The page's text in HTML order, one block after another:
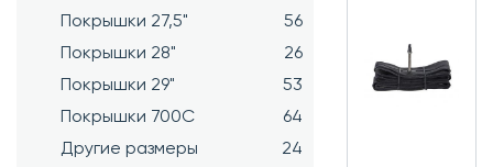
Покрышки 27,5"
56
Покрышки 28"
26
Покрышки 29"
53
Покрышки 700C
64
Другие размеры
24